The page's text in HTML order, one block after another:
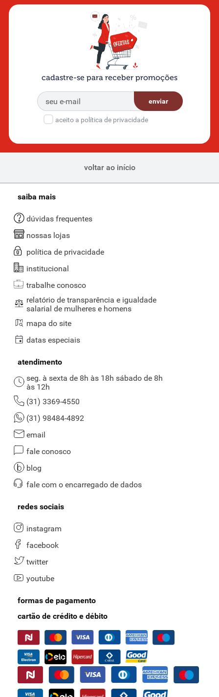
cadastre-se para receber promoções
enviar
aceito a política de privacidade
voltar ao início
saiba mais
dúvidas frequentes
nossas lojas
política de privacidade
institucional
trabalhe conosco
relatório de transparência e igualdade
salarial de mulheres e homens
mapa do site
datas especiais
atendimento
seg. à sexta de 8h às 18h sábado de 8h
às 12h
(31) 3369-4550
(31) 98484-4892
email
fale conosco
blog
fale com o encarregado de dados
redes sociais
instagram
facebook
twitter
youtube
formas de pagamento
cartão de crédito e débito